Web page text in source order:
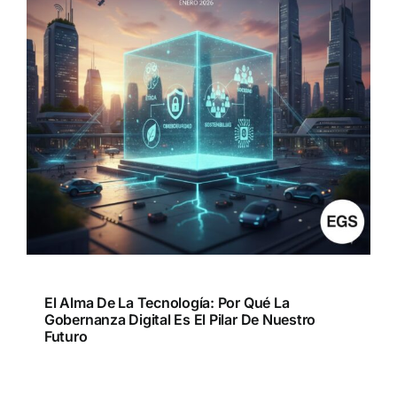
El Alma De La Tecnología: Por Qué La
Gobernanza Digital Es El Pilar De Nuestro
Futuro